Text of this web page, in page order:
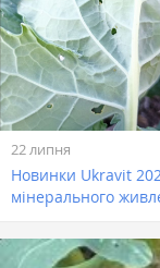
22 липня
Новинки Ukravit
мінерального